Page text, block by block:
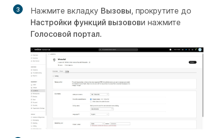
3 Нажмите вкладку Вызовы, прокрутите до
Настройки функций вызовови нажмите
Голосовой портал.